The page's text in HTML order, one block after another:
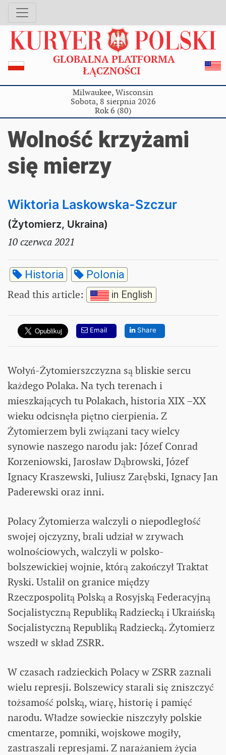
GLOBALNA PLATFORMA
ŁĄCZNOŚCI
Milwaukee, Wisconsin
Sobota, 8 sierpnia 2026
Rok 6 (80)
Wolność krzyżami
się mierzy
Wiktoria Laskowska-Szczur
(Żytomierz, Ukraina)
10 czerwca 2021
Historia Polonia
Read this article: in English
Email Share
Wołyń-Żytomierszczyzna są bliskie sercu
każdego Polaka. Na tych terenach i
mieszkających tu Polakach, historia XIX –XX
wieku odcisnęła piętno cierpienia. Z
Żytomierzem byli związani tacy wielcy
synowie naszego narodu jak: Józef Conrad
Korzeniowski, Jarosław Dąbrowski, Józef
Ignacy Kraszewski, Juliusz Zarębski, Ignacy Jan
Paderewski oraz inni.
Polacy Żytomierza walczyli o niepodległość
swojej ojczyzny, brali udział w zrywach
wolnościowych, walczyli w polsko-
bolszewickiej wojnie, którą zakończył Traktat
Ryski. Ustalił on granice między
Rzeczpospolitą Polską a Rosyjską Federacyjną
Socjalistyczną Republiką Radziecką i Ukraińską
Socjalistyczną Republiką Radziecką. Żytomierz
wszedł w skład ZSRR.
W czasach radzieckich Polacy w ZSRR zaznali
wielu represji. Bolszewicy starali się zniszczyć
tożsamość polską, wiarę, historię i pamięć
narodu. Władze sowieckie niszczyły polskie
cmentarze, pomniki, wojskowe mogiły,
zastraszali represjami. Z narażaniem życia